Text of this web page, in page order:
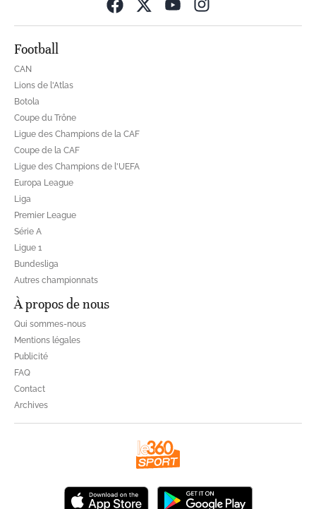
Football
CAN
Lions de l'Atlas
Botola
Coupe du Trône
Ligue des Champions de la CAF
Coupe de la CAF
Ligue des Champions de l'UEFA
Europa League
Liga
Premier League
Série A
Ligue 1
Bundesliga
Autres championnats
À propos de nous
Qui sommes-nous
Mentions légales
Publicité
FAQ
Contact
Archives